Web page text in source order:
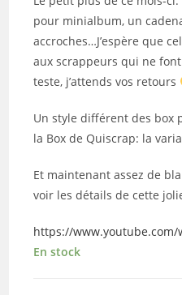
pour minialbum, un
accroches…J’espère que
aux scrappeurs qui ne
teste, j’attends vos retours
Un style différent des box
la Box de Quiscrap: la
Et maintenant assez de
voir les détails de cette
https://www.youtube.com/
En stock